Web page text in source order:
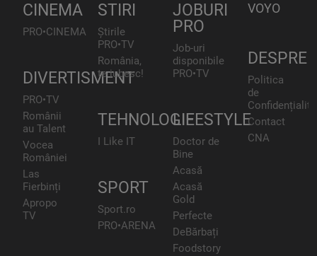
CINEMA
PRO•CINEMA
DIVERTISMENT
PRO•TV
Românii
au Talent
Vocea
României
Las
Fierbinți
Apropo
TV
STIRI
Știrile
PRO•TV
România,
te iubesc!
TEHNOLOGIE
I Like IT
SPORT
Sport.ro
PRO•ARENA
JOBURI
PRO
Job-uri
disponibile
PRO•TV
LIFESTYLE
Doctor de
Bine
Acasă
Acasă
Gold
Perfecte
DeBărbați
Foodstory
VOYO
DESPRE
Politica
de
Contact
CNA